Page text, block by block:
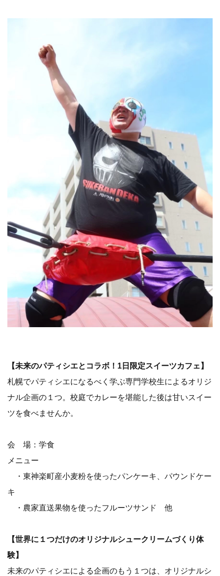
【未来のパティシエとコラボ！1日限定スイーツカフェ】
札幌でパティシエになるべく学ぶ専門学校生によるオリジ
ナル企画の１つ。校庭でカレーを堪能した後は甘いスイー
ツを食べませんか。
会 場：学食
メニュー
・東神楽町産小麦粉を使ったパンケーキ、パウンドケー
キ
・農家直送果物を使ったフルーツサンド 他
【世界に１つだけのオリジナルシュークリームづくり体
験】
未来のパティシエによる企画のもう１つは、オリジナルシ